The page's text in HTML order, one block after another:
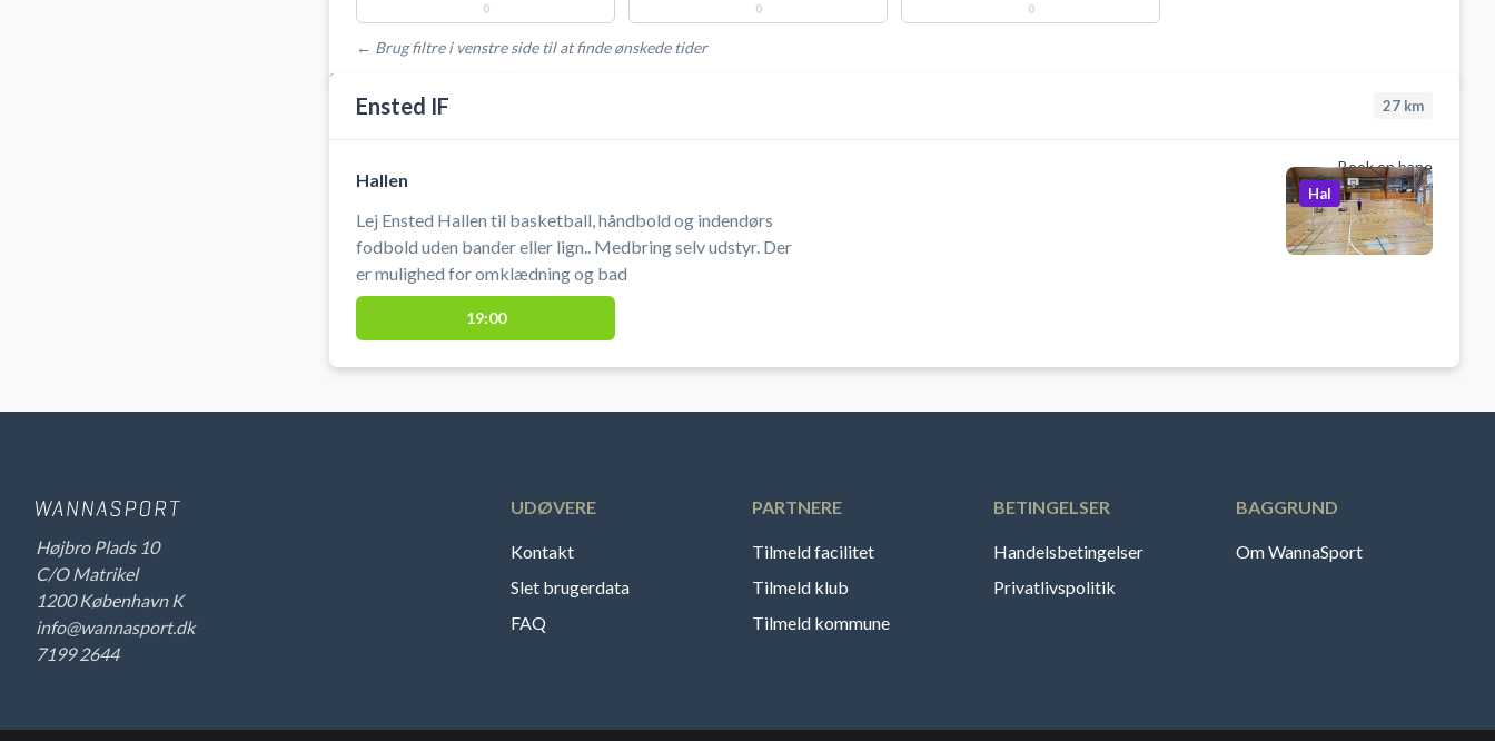
0 0 0
← Brug filtre i venstre side til at finde ønskede tider
STEDER MED LEDIGE AKTIVITETER
Ensted IF 27 km
Book en bane
Hallen
Lej Ensted Hallen til basketball, håndbold og indendørs
fodbold uden bander eller lign.. Medbring selv udstyr. Der
er mulighed for omklædning og bad
Hal
19:00
Højbro Plads 10
C/O Matrikel
1200 København K
info@wannasport.dk
7199 2644
UDØVERE
Kontakt
Slet brugerdata
FAQ
PARTNERE
Tilmeld facilitet
Tilmeld klub
Tilmeld kommune
BETINGELSER
Handelsbetingelser
Privatlivspolitik
BAGGRUND
Om WannaSport